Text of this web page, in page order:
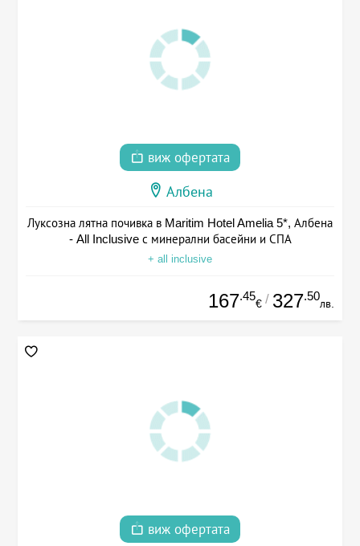
виж офертата
Албена
Луксозна лятна почивка в Maritim Hotel Amelia 5*, Албена
- All Inclusive с минерални басейни и СПА
+ all inclusive
167.45
€ / 327.50
лв.
виж офертата